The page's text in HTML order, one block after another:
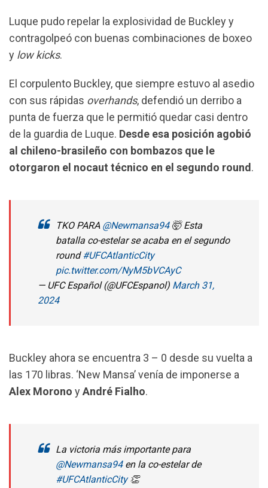
Luque pudo repelar la explosividad de Buckley y
contragolpeó con buenas combinaciones de boxeo
y low kicks.
El corpulento Buckley, que siempre estuvo al asedio
con sus rápidas overhands, defendió un derribo a
punta de fuerza que le permitió quedar casi dentro
de la guardia de Luque. Desde esa posición agobió
al chileno-brasileño con bombazos que le
otorgaron el nocaut técnico en el segundo round.
TKO PARA @Newmansa94🤯 Esta
batalla co-estelar se acaba en el segundo
round#UFCAtlanticCity
pic.twitter.com/NyM5bVCAyC
— UFC Español (@UFCEspanol) March 31,
2024
Buckley ahora se encuentra 3 – 0 desde su vuelta a
las 170 libras. ‘New Mansa’ venía de imponerse a
Alex Morono yAndré Fialho.
La victoria más importante para
@Newmansa94en la co-estelar de
#UFCAtlanticCity👏